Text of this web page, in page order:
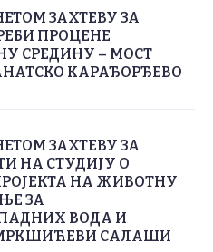
ЗАХТЕВУ ЗА
ПРОЦЕНЕ
СРЕДИНУ – МОСТ
КАРАЂОРЂЕВО
ЗАХТЕВУ ЗА
НА СТУДИЈУ О
НА ЖИВОТНУ
ЗА
ВОДА И
САЛАШИ